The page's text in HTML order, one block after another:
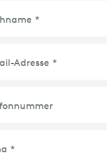
*
Adresse *
*